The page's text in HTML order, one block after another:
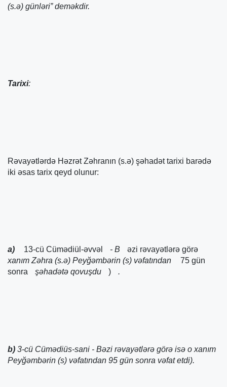
(s.ə) günləri” deməkdir.
Tarixi:
Rəvayətlərdə Həzrət Zəhranın (s.ə) şəhadət tarixi barədə
iki əsas tarix qeyd olunur:
a) 13-cü Cümədiül-əvvəl - B
əzi rəvayətlərə görə
xanım Zəhra (s.ə) Peyğəmbərin (s) vəfatından
75 gün
sonra
şəhadətə qovuşdu ) .
b) 3-cü Cümədiüs-sani - Bəzi rəvayətlərə görə isə o xanım
Peyğəmbərin (s) vəfatından 95 gün sonra vəfat etdi).